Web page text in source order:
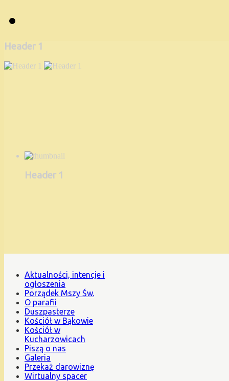
Header 1
Header 1
Aktualności, intencje i
ogłoszenia
Porządek Mszy Św.
O parafii
Duszpasterze
Kościół w Bąkowie
Kościół w
Kucharzowicach
Piszą o nas
Galeria
Przekaż darowiznę
Wirtualny spacer